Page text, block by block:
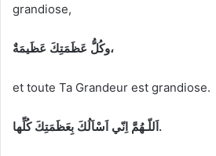
grandiose,
وكُلُّ عَظَمَتِكَ عَظَيمَةٌ،
et toute Ta Grandeur est grandiose.
اَللّـهُمَّ اِنّي اَسْاَلُكَ بِعَظَمَتِكَ كُلِّها.